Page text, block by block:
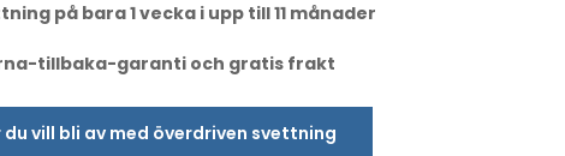
på bara 1 vecka i upp till 11 månader
tillbaka-garanti och gratis frakt
du vill bli av med överdriven svettning